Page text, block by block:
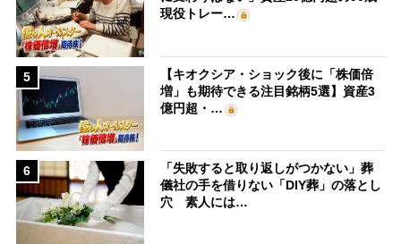
現役トレー…
5
【キオクシア・ショック後に「株価倍
増」も期待できる注目銘柄5選】資産3
億円超・…
6
「失敗すると取り返しがつかない」葬
儀社の手を借りない「DIY葬」の落とし
穴 素人には…